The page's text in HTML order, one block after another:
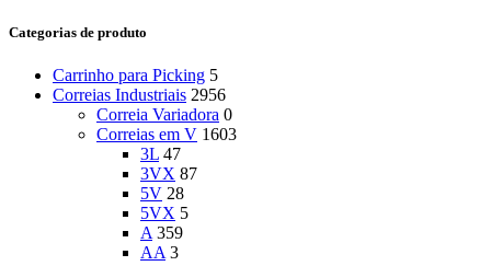
Categorias de produto
Carrinho para Picking 5
Correias Industriais 2956
Correia Variadora 0
Correias em V 1603
3L 47
3VX 87
5V 28
5VX 5
A 359
AA 3